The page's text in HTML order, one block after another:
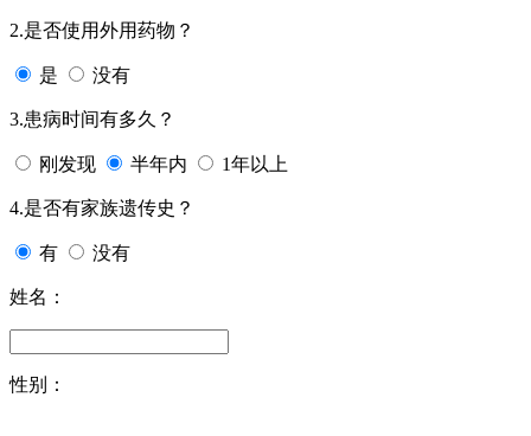
2.是否使用外用药物？
是 没有
3.患病时间有多久？
刚发现 半年内 1年以上
4.是否有家族遗传史？
有 没有
姓名：
性别：